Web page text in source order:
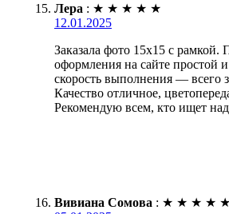
Лера : ★ ★ ★ ★ ★
12.01.2025
Заказала фото 15х15 с рамкой.
оформления на сайте простой
скорость выполнения — всего
Качество отличное,
Рекомендую всем, кто ищет
Вивиана Сомова : ★ ★ ★ ★ ★